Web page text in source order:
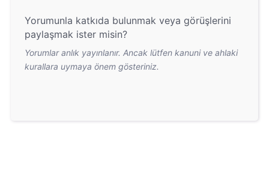
Yorumunla katkıda bulunmak veya görüşlerini
paylaşmak ister misin?
Yorumlar anlık yayınlanır. Ancak lütfen kanuni ve ahlaki
kurallara uymaya önem gösteriniz.